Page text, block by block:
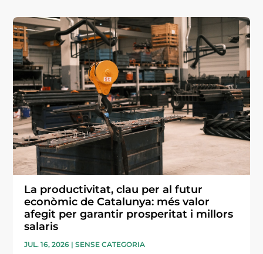
La productivitat, clau per al futur
econòmic de Catalunya: més valor
afegit per garantir prosperitat i millors
salaris
JUL. 16, 2026 |SENSE CATEGORIA